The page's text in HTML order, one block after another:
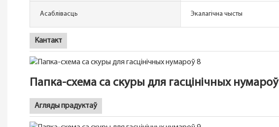
Асаблівасць Экалагічна чысты
Кантакт
Папка-схема са скуры для гасцінічных нумароў
Агляды прадуктаў